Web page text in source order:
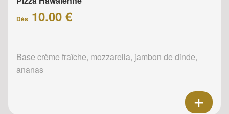
Dès 10.00 €
Base crème fraîche, mozzarella, jambon de dinde,
ananas